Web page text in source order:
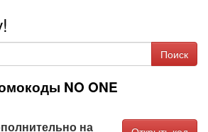
Поиск
NO ONE
на